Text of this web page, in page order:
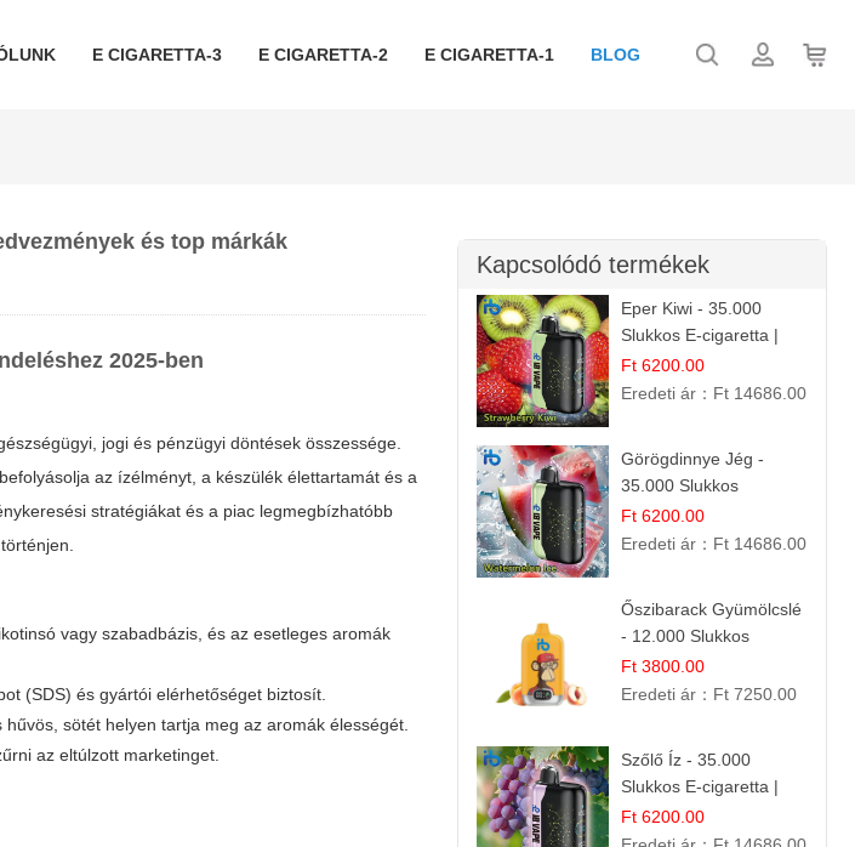
E CIGARETTA-3 E CIGARETTA-2 E CIGARETTA-1 BLOG
és top márkák
hez 2025-ben
jogi és pénzügyi döntések összessége.
az ízélményt, a készülék élettartamát és a
stratégiákat és a piac legmegbízhatóbb
vagy szabadbázis, és az esetleges aromák
(SDS) és gyártói elérhetőséget biztosít.
sötét helyen tartja meg az aromák élességét.
az eltúlzott marketinget.
Kapcsolódó termékek
Eper Kiwi - 35.000
Slukkos E-cigaretta |
IBVape Bar Friss
Gyümölcs Ízek
Ft 6200.00
Eredeti ár： Ft 14686.00
Görögdinnye Jég -
35.000 Slukkos
eldobható vape |
IBVape Bar Frissítő
Ft 6200.00
Eredeti ár： Ft 14686.00
Őszibarack Gyümölcslé
- 12.000 Slukkos
eldobható e-Cigaretta |
Friss Gyümölcs Íz
Ft 3800.00
Eredeti ár： Ft 7250.00
Szőlő Íz - 35.000
Slukkos E-cigaretta |
Friss Gyümölcs Aroma
Ft 6200.00